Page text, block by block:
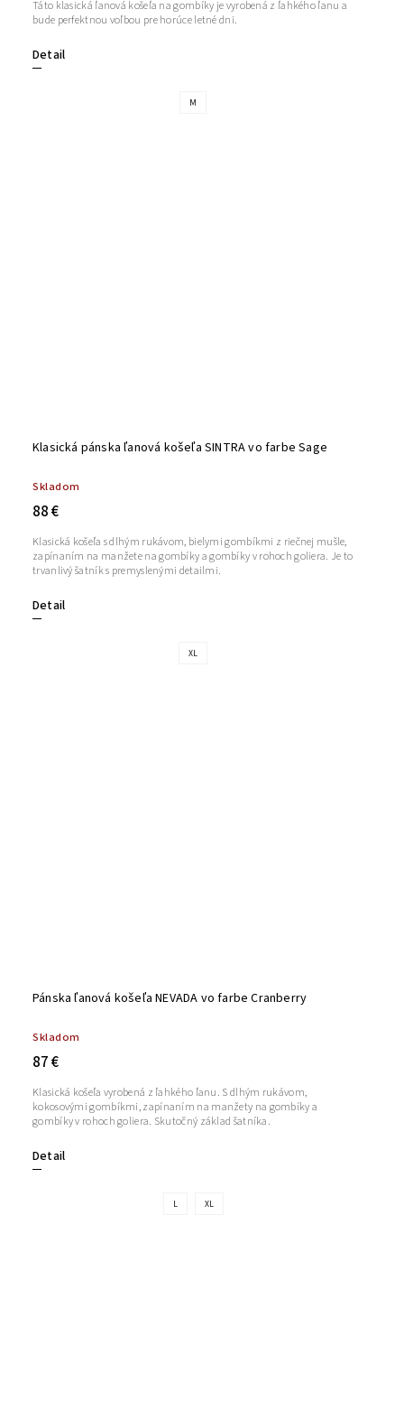
Detail
Táto klasická ľanová košeľa na gombíky je vyrobená z ľahkého ľanu a
bude perfektnou voľbou pre horúce letné dni.
M
Klasická pánska ľanová košeľa SINTRA vo farbe Sage
Skladom
88 €
Detail
Klasická košeľa s dlhým rukávom, bielymi gombíkmi z riečnej mušle,
zapínaním na manžete na gombíky a gombíky v rohoch goliera. Je to
trvanlivý šatník s premyslenými detailmi.
XL
Pánska ľanová košeľa NEVADA vo farbe Cranberry
Skladom
87 €
Detail
Klasická košeľa vyrobená z ľahkého ľanu. S dlhým rukávom,
kokosovými gombíkmi, zapínaním na manžety na gombíky a
gombíky v rohoch goliera. Skutočný základ šatníka.
L XL